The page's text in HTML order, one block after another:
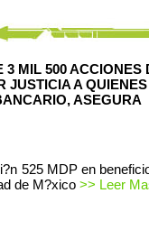
MIL 500 ACCIONES
JUSTICIA A
ASEGURA
525 MDP en
de M?xico >> Leer